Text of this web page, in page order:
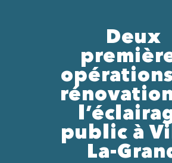
Deux
public à
La-